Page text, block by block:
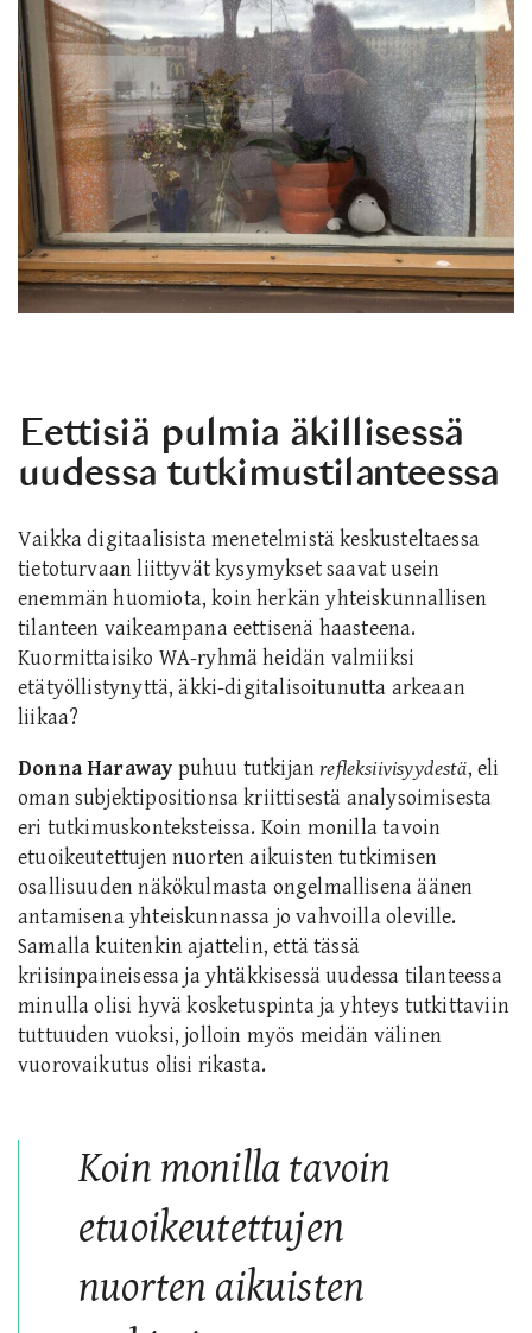
Eettisiä pulmia äkillisessä
uudessa tutkimustilanteessa
Vaikka digitaalisista menetelmistä keskusteltaessa
tietoturvaan liittyvät kysymykset saavat usein
enemmän huomiota, koin herkän yhteiskunnallisen
tilanteen vaikeampana eettisenä haasteena.
Kuormittaisiko WA-ryhmä heidän valmiiksi
etätyöllistynyttä, äkki-digitalisoitunutta arkeaan
liikaa?
Donna Haraway puhuu tutkijanrefleksiivisyydestä, eli
oman subjektipositionsa kriittisestä analysoimisesta
eri tutkimuskonteksteissa. Koin monilla tavoin
etuoikeutettujen nuorten aikuisten tutkimisen
osallisuuden näkökulmasta ongelmallisena äänen
antamisena yhteiskunnassa jo vahvoilla oleville.
Samalla kuitenkin ajattelin, että tässä
kriisinpaineisessa ja yhtäkkisessä uudessa tilanteessa
minulla olisi hyvä kosketuspinta ja yhteys tutkittaviin
tuttuuden vuoksi, jolloin myös meidän välinen
vuorovaikutus olisi rikasta.
Koin monilla tavoin
etuoikeutettujen
nuorten aikuisten